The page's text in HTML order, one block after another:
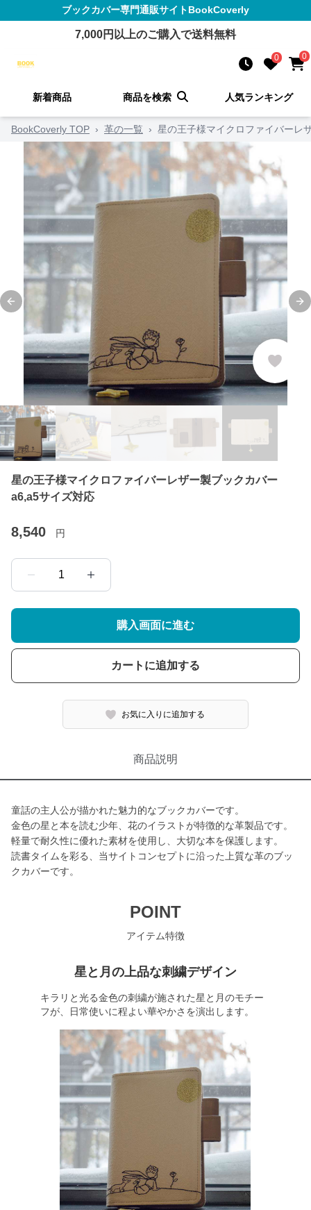
ブックカバー専門通販サイトBookCoverly
7,000円以上のご購入で送料無料
0 0
新着商品 商品を検索 人気ランキング
BookCoverly TOP › 革の一覧 › 星の王子様マイクロファイバーレ
Previous slide
星の王子様マイクロファイバーレザー製ブックカバー
a6,a5サイズ対応
8,540 円
1
購入画面に進む
カートに追加する
お気に入りに追加する
商品説明
童話の主人公が描かれた魅力的なブックカバーです。
金色の星と本を読む少年、花のイラストが特徴的な革製品です。
軽量で耐久性に優れた素材を使用し、大切な本を保護します。
読書タイムを彩る、当サイトコンセプトに沿った上質な革のブッ
クカバーです。
POINT
アイテム特徴
星と月の上品な刺繍デザイン
キラリと光る金色の刺繍が施された星と月のモチー
フが、日常使いに程よい華やかさを演出します。